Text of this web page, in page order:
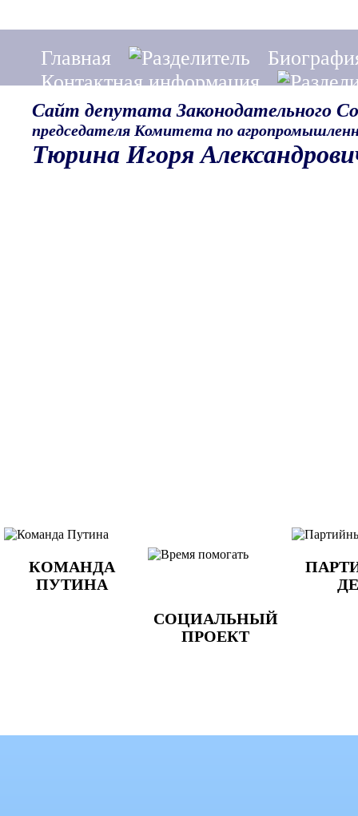
Главная
Контактная информация
Сайт депутата Законодательного
председателя Комитета по
Тюрина Игоря
КОМАНДА
ПУТИНА
СОЦИАЛЬНЫЙ
ПРОЕКТ